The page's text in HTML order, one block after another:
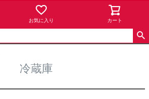
お気に入り カート
冷蔵庫